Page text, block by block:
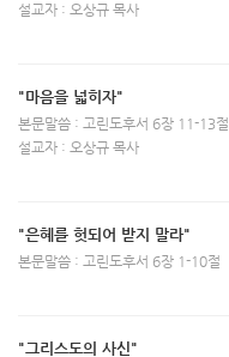
설교자 : 오상규 목사
"마음을 넓히자"
본문말씀 : 고린도후서 6장 11-13절
설교자 : 오상규 목사
"은혜를 헛되어 받지 말라"
본문말씀 : 고린도후서 6장 1-10절
"그리스도의 사신"